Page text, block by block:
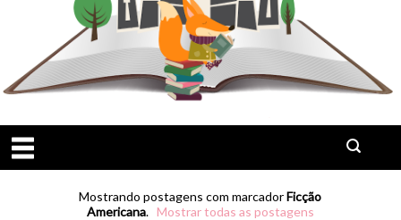
Mostrando postagens com marcadorFicção
Americana. Mostrar todas as postagens